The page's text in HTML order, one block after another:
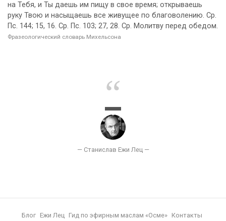
на Тебя, и Ты даешь им пищу в свое время; открываешь
руку Твою и насыщаешь все живущее по благоволению. Ср.
Пс. 144; 15, 16. Ср. Пс. 103; 27, 28. Ср. Молитву перед обедом.
Фразеологический словарь Михельсона
Блог Ежи Лец Гид по эфирным маслам «Осме» Контакты